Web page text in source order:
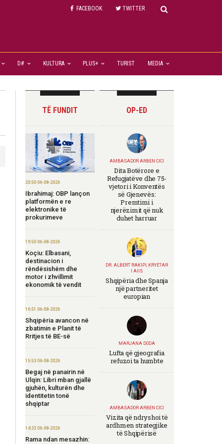
FACEBOOK TWITTER
D# KULTURA PLUS+ TURIST MEDIA
TË FUNDIT
20:50 06-08-2026
Ibrahimaj: OBP lançon
platformën e re
elektronike të
prokurimeve
19:50 06-08-2026
Koçiu: Elbasani,
destinacion i
rëndësishëm dhe
motor i zhvillimit
ekonomik të vendit
16:51 06-08-2026
Shqipëria avancon në
zbatimin e Planit të
Rritjes të BE-së
15:53 06-08-2026
Begaj në panairin në
Ulqin: Libri mban gjallë
gjuhën, kulturën dhe
identitetin tonë
shqiptar
14:32 06-08-2026
Rama ndan mesazhin:
OP-ED
AMBASADOR ARBEN CICI
Dita Botërore e
Refugjatëve dhe 75-
vjetori i Konventës
së Gjenevës:
Premtimi i
njerëzimit që nuk
duhet harruar
DR. ALBERT RAKIPI, KRYETAR
I AIIS
Shqipëria dhe Spanja
një partneritet
europian
MARJANA DODA
Lufta që gjeografia
refuzoi ta humbte
AMBASADOR ARBEN CICI
Vizita që ndryshoi të
ardhmen strategjike
të Shqipërisë